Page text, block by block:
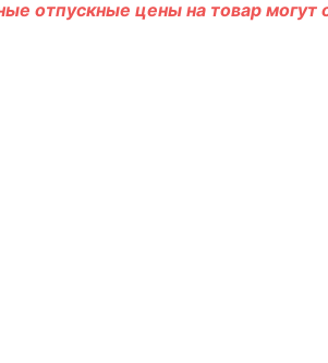
отпускные цены на товар могут